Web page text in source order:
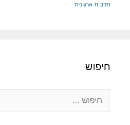
תרבות ארגונית
חיפוש